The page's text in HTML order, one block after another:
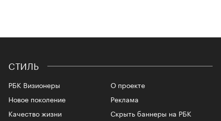
СТИЛЬ
РБК Визионеры
Новое поколение
Качество жизни
О проекте
Реклама
Скрыть баннеры на РБК